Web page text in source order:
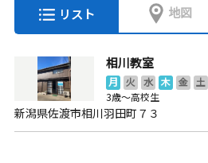
リスト 地図
相川教室
月 火 水 木 金 土
3歳～高校生
新潟県佐渡市相川羽田町７３